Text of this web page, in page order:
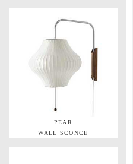
PEAR
WALL SCONCE